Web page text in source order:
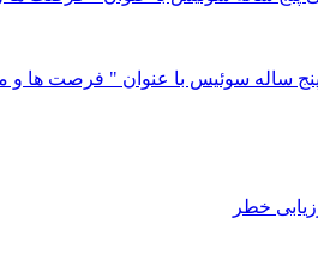
پنج ساله سوئیس با عنوان " فرصت ها